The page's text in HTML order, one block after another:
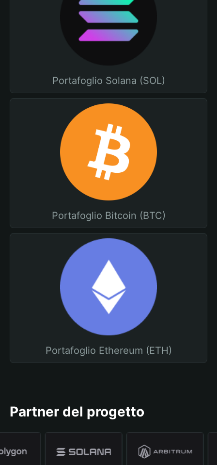
Portafoglio Solana (SOL)
Portafoglio Bitcoin (BTC)
Portafoglio Ethereum (ETH)
Partner del progetto